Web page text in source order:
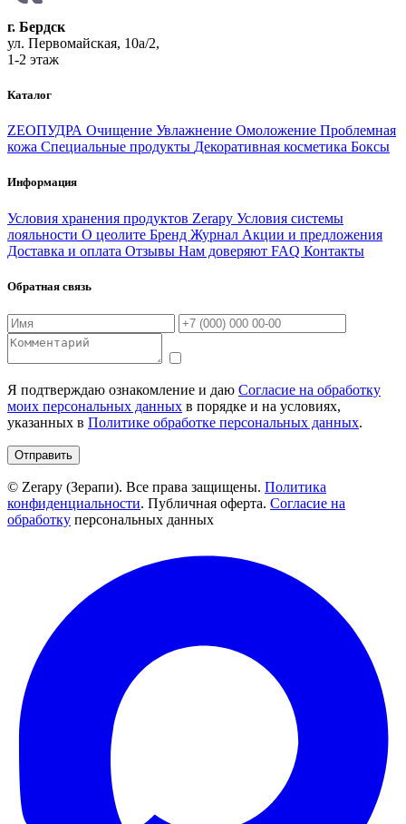
г. Бердск
ул. Первомайская, 10а/2,
1-2 этаж
Каталог
ZEOПУДРА Очищение Увлажнение Омоложение Проблемная
кожа Специальные продукты Декоративная косметика Боксы
Информация
Условия хранения продуктов Zerapy Условия системы
лояльности О цеолите Бренд Журнал Акции и предложения
Доставка и оплата Отзывы Нам доверяют FAQ Контакты
Обратная связь
Я подтверждаю ознакомление и даю Согласие на обработку
моих персональных данных в порядке и на условиях,
указанных в Политике обработке персональных данных.
Отправить
© Zerapy (Зерапи). Все права защищены. Политика
конфиденциальности. Публичная оферта. Согласие на
обработку персональных данных